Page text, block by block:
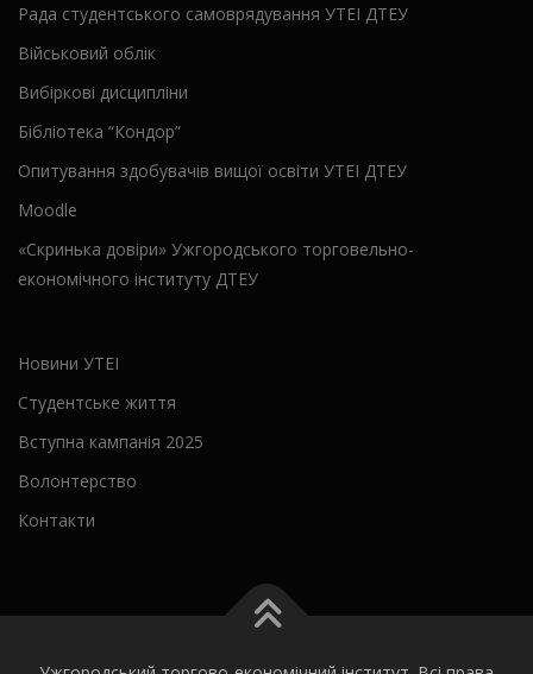
Рада студентського самоврядування УТЕІ ДТЕУ
Військовий облік
Вибіркові дисципліни
Бібліотека “Кондор”
Опитування здобувачів вищої освіти УТЕІ ДТЕУ
Moodle
«Скринька довіри» Ужгородського торговельно-
економічного інституту ДТЕУ
Новини УТЕІ
Студентське життя
Вступна кампанія 2025
Волонтерство
Контакти